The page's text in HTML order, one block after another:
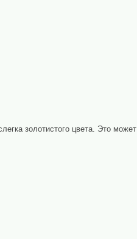
золотистого цвета. Это может